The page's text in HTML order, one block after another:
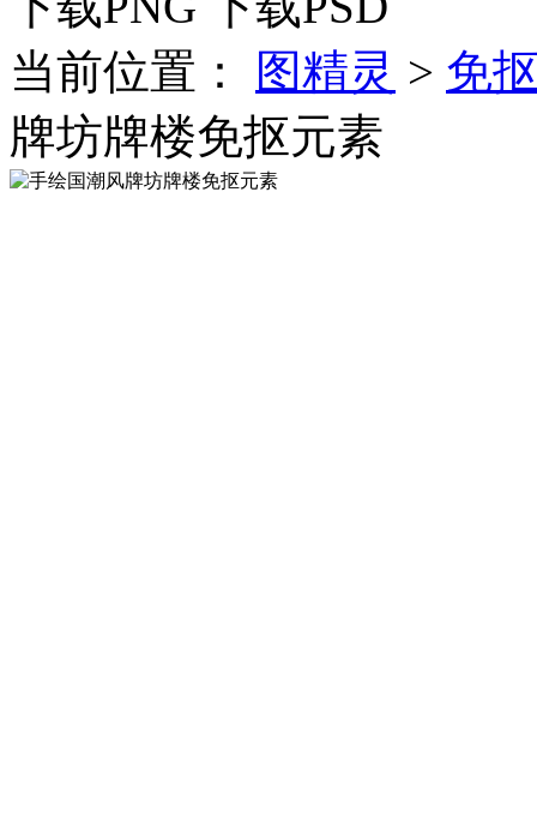
当前位置：
图精灵 > 免
牌坊牌楼免抠元素